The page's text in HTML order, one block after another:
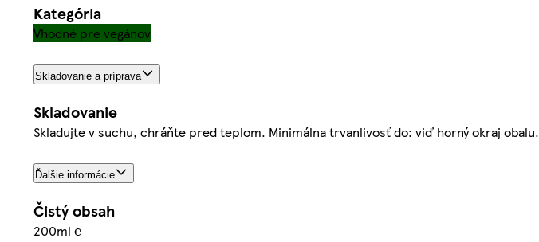
Kategória
Vhodné pre vegánov
Skladovanie a príprava
Skladovanie
Skladujte v suchu, chráňte pred teplom. Minimálna trvanlivosť do: viď horný okraj obalu.
Ďalšie informácie
Čistý obsah
200ml ℮